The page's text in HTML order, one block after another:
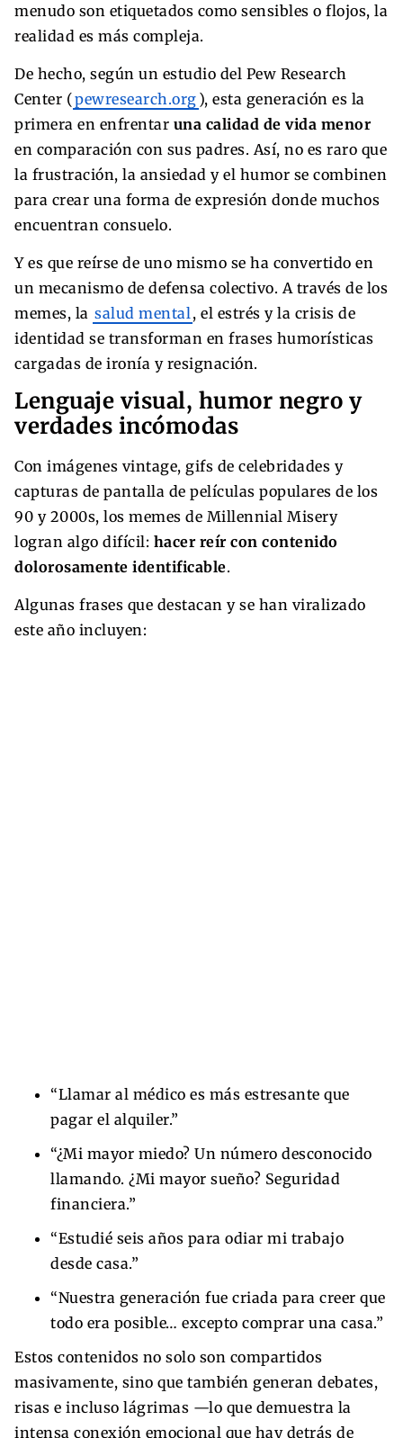
menudo son etiquetados como sensibles o flojos, la
realidad es más compleja.
De hecho, según un estudio del Pew Research
Center (pewresearch.org ), esta generación es la
primera en enfrentar una calidad de vida menor
en comparación con sus padres. Así, no es raro que
la frustración, la ansiedad y el humor se combinen
para crear una forma de expresión donde muchos
encuentran consuelo.
Y es que reírse de uno mismo se ha convertido en
un mecanismo de defensa colectivo. A través de los
memes, la salud mental , el estrés y la crisis de
identidad se transforman en frases humorísticas
cargadas de ironía y resignación.
Lenguaje visual, humor negro y
verdades incómodas
Con imágenes vintage, gifs de celebridades y
capturas de pantalla de películas populares de los
90 y 2000s, los memes de Millennial Misery
logran algo difícil: hacer reír con contenido
dolorosamente identificable.
Algunas frases que destacan y se han viralizado
este año incluyen:
“Llamar al médico es más estresante que
pagar el alquiler.”
“¿Mi mayor miedo? Un número desconocido
llamando. ¿Mi mayor sueño? Seguridad
financiera.”
“Estudié seis años para odiar mi trabajo
desde casa.”
“Nuestra generación fue criada para creer que
todo era posible… excepto comprar una casa.”
Estos contenidos no solo son compartidos
masivamente, sino que también generan debates,
risas e incluso lágrimas —lo que demuestra la
intensa conexión emocional que hay detrás de